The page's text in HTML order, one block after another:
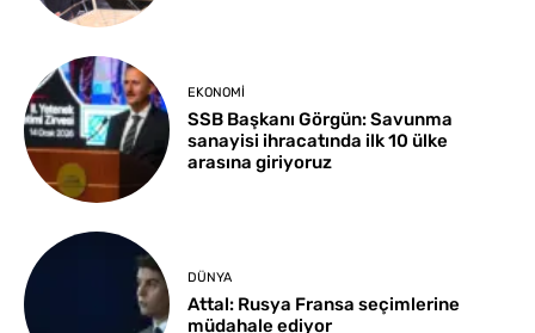
EKONOMI
SSB Başkanı Görgün: Savunma
sanayisi ihracatında ilk 10 ülke
arasına giriyoruz
DÜNYA
Attal: Rusya Fransa seçimlerine
müdahale ediyor